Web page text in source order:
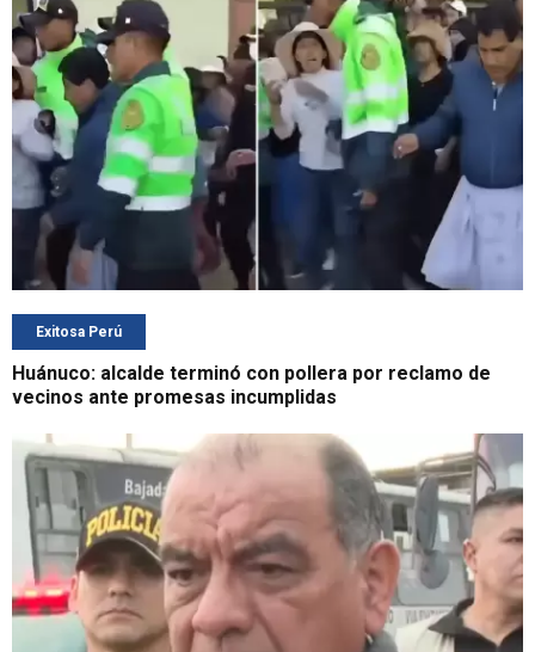
Exitosa Perú
Huánuco: alcalde terminó con pollera por reclamo de
vecinos ante promesas incumplidas